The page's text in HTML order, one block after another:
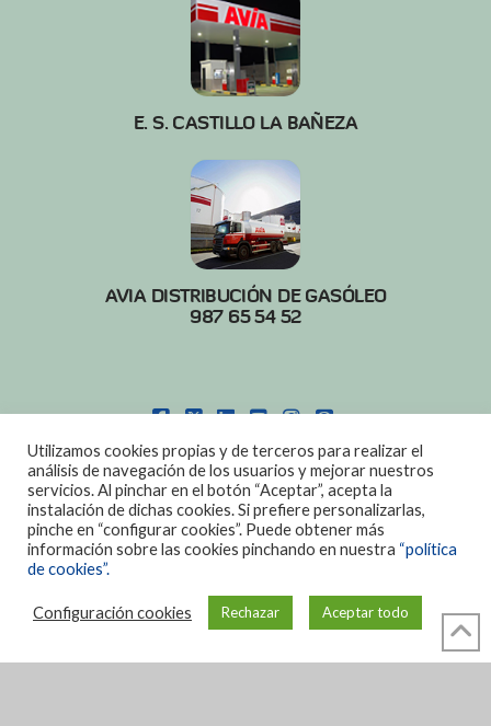
E. S. CASTILLO LA BAÑEZA
AVIA DISTRIBUCIÓN DE GASÓLEO
987 65 54 52
POLITICA DE COOKIES|AVISO LEGAL
DISEÑO: DIAN SISTEMAS
Utilizamos cookies propias y de terceros para realizar el
análisis de navegación de los usuarios y mejorar nuestros
servicios. Al pinchar en el botón “Aceptar”, acepta la
instalación de dichas cookies. Si prefiere personalizarlas,
pinche en “configurar cookies”. Puede obtener más
información sobre las cookies pinchando en nuestra “política
de cookies”.
Configuración cookies Rechazar Aceptar todo